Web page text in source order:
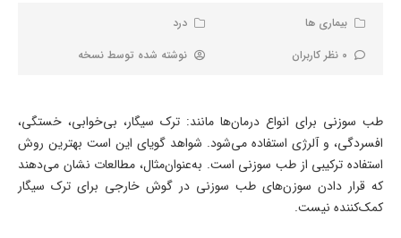
بیماری ها
درد
0 نظر کاربران
نوشته شده توسط نسخه
طب سوزنی برای انواع درمان‌ها مانند: ترک سیگار، بی‌خوابی، خستگی،
افسردگی، و آلرژی استفاده می‌شود. شواهد گویای این است بهترین روش
استفاده ترکیبی از طب سوزنی است. به‌عنوان‌مثال، مطالعات نشان می‌دهند
که قرار دادن سوزن‌های طب سوزنی در گوش خارجی برای ترک سیگار
کمک‌کننده نیست.